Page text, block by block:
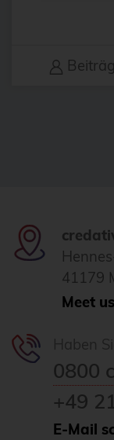
debian 11
debian 13
debian
DecompileD
DevOps
Docker
Drucker
41179
Meet us
0800
+49
E-Mail